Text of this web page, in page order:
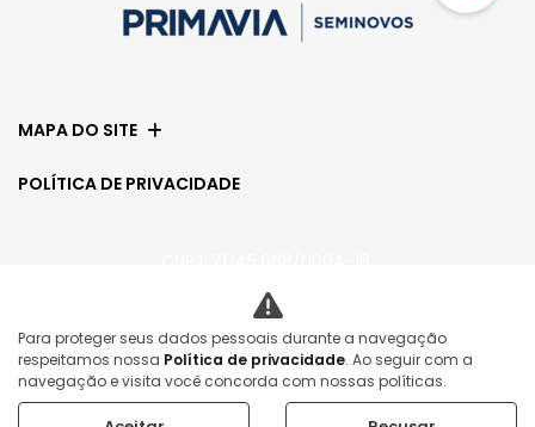
MAPA DO SITE
POLÍTICA DE PRIVACIDADE
No trânsito, enxergar o outro salva vidas.
Para proteger seus dados pessoais durante a navegação
respeitamos nossa Política de privacidade. Ao seguir com a
navegação e visita você concorda com nossas políticas.